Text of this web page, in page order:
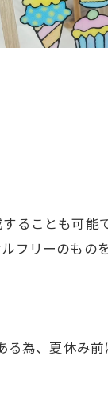
ることも可能
フリーのもの
る為、夏休み